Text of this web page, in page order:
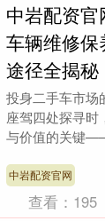
中岩配资
车辆维修
途径全揭秘
投身二手车市场
座驾四处探寻时
与价值的关键
阱”的核心线索，
中岩配资官网
查看： 195